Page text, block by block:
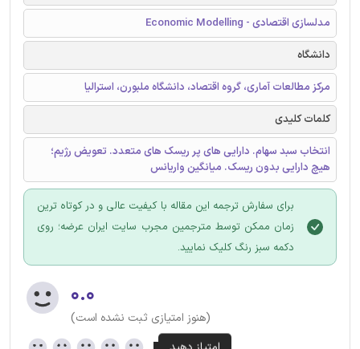
مدلسازی اقتصادی - Economic Modelling
دانشگاه
مرکز مطالعات آماری، گروه اقتصاد، دانشگاه ملبورن، استرالیا
کلمات کلیدی
انتخاب سبد سهام. دارایی های پر ریسک های متعدد. تعویض رژیم؛
هیچ دارایی بدون ریسک. میانگین واریانس
برای سفارش ترجمه این مقاله با کیفیت عالی و در کوتاه ترین
زمان ممکن توسط مترجمین مجرب سایت ایران عرضه؛ روی
دکمه سبز رنگ کلیک نمایید.
۰.۰
(هنوز امتیازی ثبت نشده است)